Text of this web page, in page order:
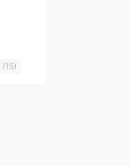
(15)